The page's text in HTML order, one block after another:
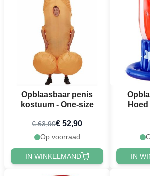
Opblaasbaar penis
kostuum - One-size
€ 63,90€ 52,90
Op voorraad
IN WINKELMAND IN